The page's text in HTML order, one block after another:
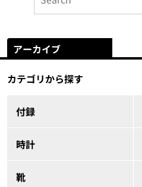
アーカイブ
カテゴリから探す
付録
時計
靴